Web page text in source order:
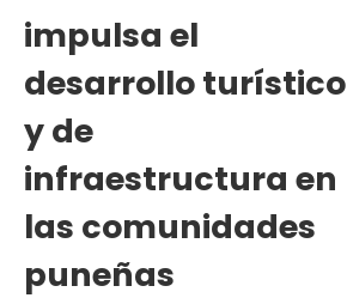
impulsa el
desarrollo turístico
y de
infraestructura en
las comunidades
puneñas